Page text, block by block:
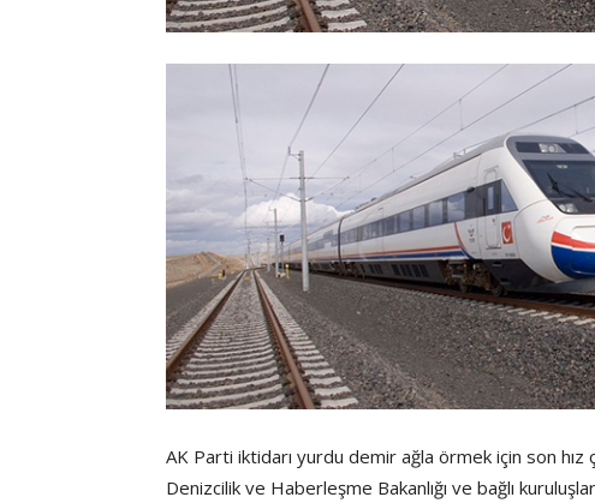
AK Parti iktidarı yurdu demir ağla örmek için son hız
Denizcilik ve Haberleşme Bakanlığı ve bağlı